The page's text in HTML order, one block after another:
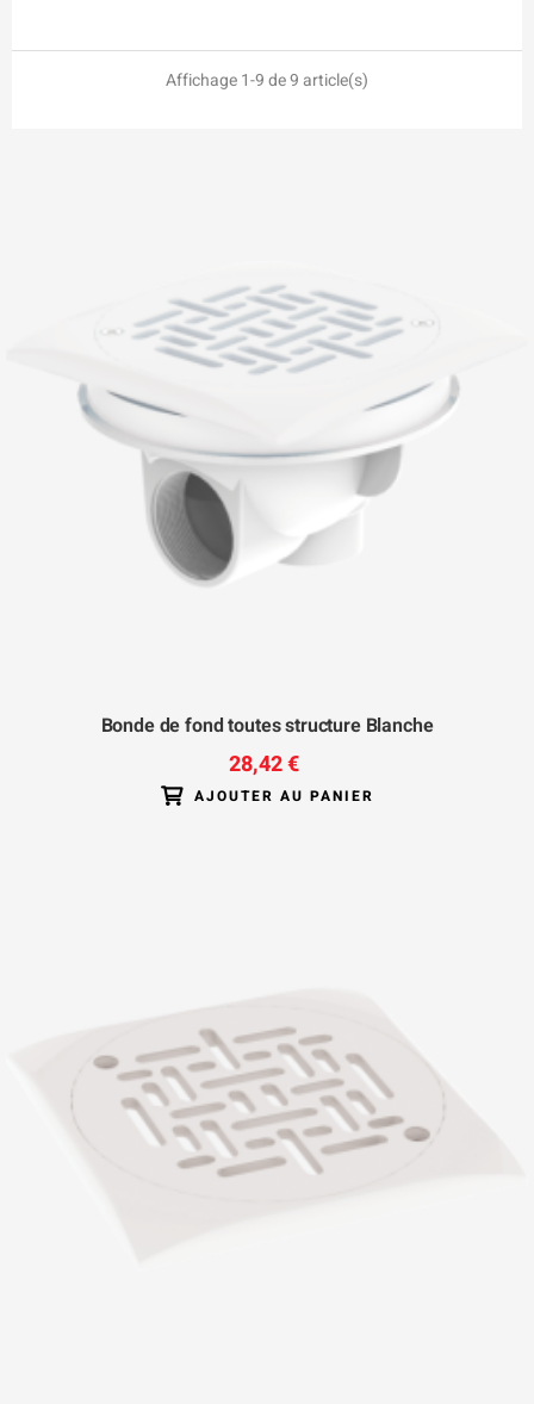
Affichage 1-9 de 9 article(s)
Bonde de fond toutes structure Blanche
28,42 €
AJOUTER AU PANIER